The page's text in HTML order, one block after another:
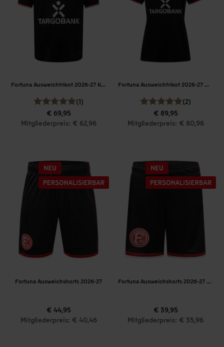
Fortuna Ausweichtrikot 2026-27 Kinder
(1)
€ 69,95
Mitgliederpreis: € 62,96
Fortuna Ausweichtrikot 2026-27 Damen
(2)
€ 89,95
Mitgliederpreis: € 80,96
Fortuna Ausweichshorts 2026-27
€ 44,95
Mitgliederpreis: € 40,46
Fortuna Ausweichshorts 2026-27 Kinder
€ 39,95
Mitgliederpreis: € 35,96